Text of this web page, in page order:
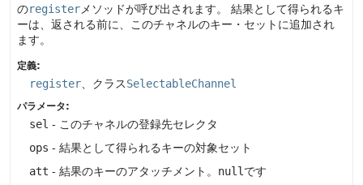
のregister メソッドが呼び出されます。
結果として得られるキ
ーは、返される前に、このチャネルのキー・セットに追加され
ます。
定義:
register 、クラスSelectableChannel
パラメータ:
sel - このチャネルの登録先セレクタ
ops - 結果として得られるキーの対象セット
att - 結果のキーのアタッチメント。 null です